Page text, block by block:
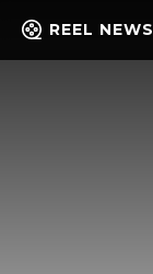
REEL NEWS